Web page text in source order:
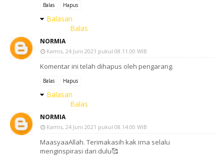
Balas Hapus
Balasan
Balas
NORMIA
Kamis, 24 Juni 2021 pukul 08.11.00 WIB
Komentar ini telah dihapus oleh pengarang.
Balas Hapus
Balasan
Balas
NORMIA
Kamis, 24 Juni 2021 pukul 08.14.00 WIB
MaasyaaAllah. Terimakasih kak irna selalu
menginspirasi dari dulu🥰